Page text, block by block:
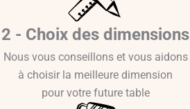
2 - Choix des dimensions
Nous vous conseillons et vous aidons
à choisir la meilleure dimension
pour votre future table